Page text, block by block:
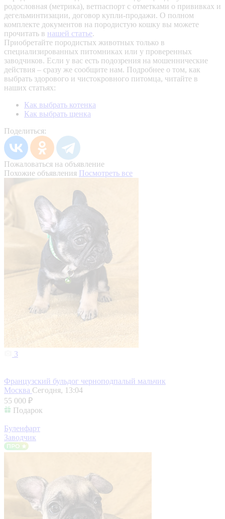
родословная (метрика), ветпаспорт с отметками о прививках и
дегельминтизации, договор купли-продажи. О полном
комплекте документов на породистую кошку вы можете
прочитать в нашей статье.
Приобретайте породистых животных только в
специализированных питомниках или у проверенных
заводчиков. Если у вас есть подозрения на мошеннические
действия – сразу же сообщите нам. Подробнее о том, как
выбрать здорового и чистокровного питомца, читайте в
наших статьях:
Как выбрать котенка
Как выбрать щенка
Поделиться:
Пожаловаться на объявление
Похожие объявления Посмотреть все
3
Французский бульдог черноподпалый мальчик
Москва Сегодня, 13:04
55 000 ₽
Подарок
Буленфарт
Заводчик